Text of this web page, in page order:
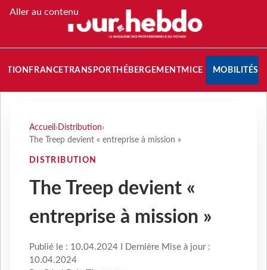
Aller au contenu
FRANCETRANSPORT HÉBERGEMENTMICE MOBILITÉS
Accueil › Distribution›
The Treep devient « entreprise à mission »
DISTRIBUTION
The Treep devient «
entreprise à mission »
Publié le : 10.04.2024 I Dernière Mise à jour :
10.04.2024